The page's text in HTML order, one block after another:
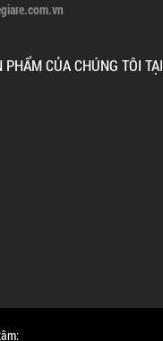
CỦA CHÚNG TÔI TẠI